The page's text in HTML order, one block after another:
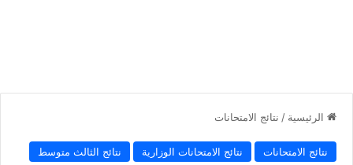
الرئيسية / نتائج الامتحانات
نتائج الامتحانات نتائج الامتحانات الوزارية نتائج الثالث متوسط